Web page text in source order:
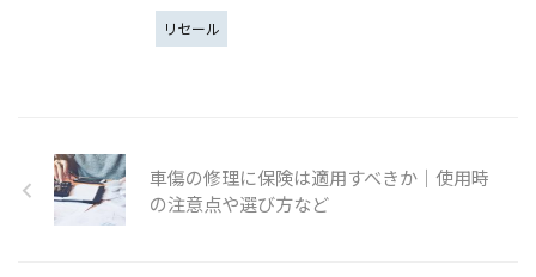
リセール
車傷の修理に保険は適用すべきか｜使用時
の注意点や選び方など